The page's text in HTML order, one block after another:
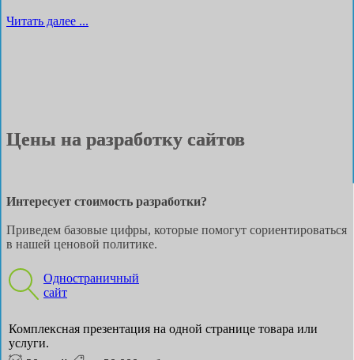
Читать далее ...
Цены на разработку сайтов
Интересует стоимость разработки?
Приведем базовые цифры, которые помогут сориентироваться
в нашей ценовой политике.
Одностраничный
сайт
Комплексная презентация на одной странице товара или
услуги.